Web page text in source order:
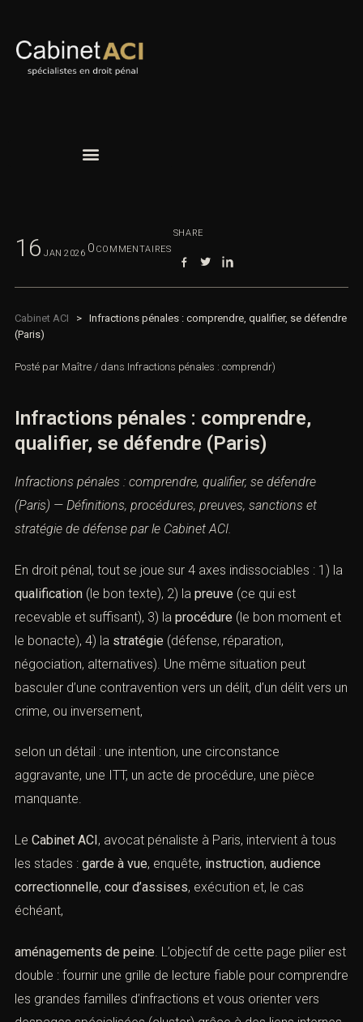
16 JAN 2026 0 COMMENTAIRES
SHARE
Cabinet ACI > Infractions pénales : comprendre, qualifier, se
défendre (Paris)
Posté par Maître / dans Infractions pénales : comprendr)
Infractions pénales : comprendre,
qualifier, se défendre (Paris)
Infractions pénales : comprendre, qualifier, se défendre
(Paris) — Définitions, procédures, preuves, sanctions et
stratégie de défense par le Cabinet ACI.
En droit pénal, tout se joue sur 4 axes indissociables : 1)
laqualification(le bon texte), 2) lapreuve(ce qui est
recevable et suffisant), 3) la procédure (le bon moment
et le bonacte), 4) lastratégie(défense, réparation,
négociation, alternatives). Une même situation peut
basculer d’une contravention vers un délit, d’un délit vers
un crime, ou inversement,
selon un détail : une intention, une circonstance
aggravante, une ITT, un acte de procédure, une pièce
manquante.
Le Cabinet ACI , avocat pénaliste à Paris, intervient à tous
les stades : garde à vue , enquête, instruction audience
correctionnelle cour d’assises , exécution et, le cas
échéant,
aménagements de peine . L’objectif de cette page pilier
est double : fournir une grille de lecture fiable pour
comprendre les grandes familles d’infractions et vous